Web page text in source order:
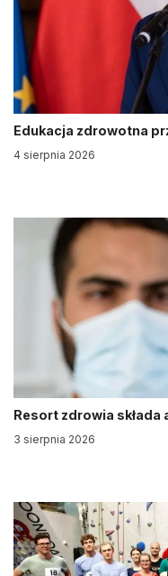
Edukacja zdrowotna
4 sierpnia 2026
Resort zdrowia składa
3 sierpnia 2026